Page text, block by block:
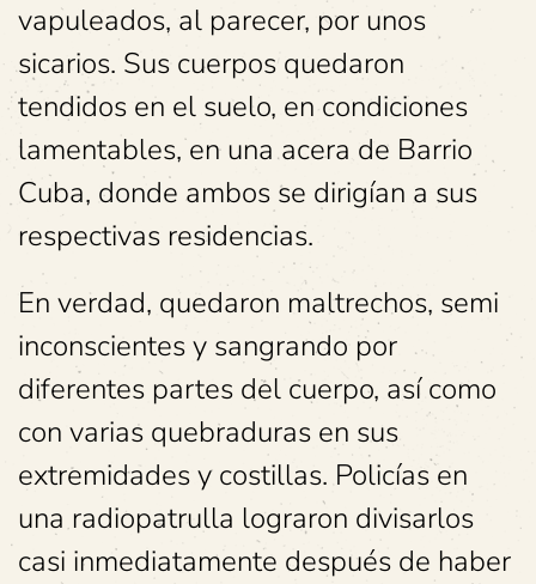
vapuleados, al parecer, por unos
sicarios. Sus cuerpos quedaron
tendidos en el suelo, en condiciones
lamentables, en una acera de Barrio
Cuba, donde ambos se dirigían a sus
respectivas residencias.
En verdad, quedaron maltrechos, semi
inconscientes y sangrando por
diferentes partes del cuerpo, así como
con varias quebraduras en sus
extremidades y costillas. Policías en
una radiopatrulla lograron divisarlos
casi inmediatamente después de haber